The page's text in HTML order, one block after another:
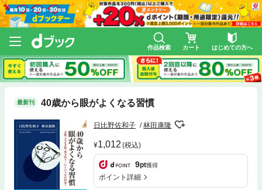
作品検索 カート はじめての方へ
最新刊 40歳から眼がよくなる習慣
日比野佐和子 林田康隆
1,012 (税込)
9pt獲得
ポイント詳細